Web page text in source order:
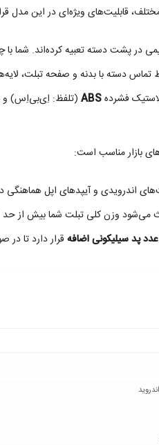
قابلیت‌های ویژه‌ای در این مدل
در پشت دسته تعبیه کرده‌اند. شما
تماس دسته با بدنه و صفحه تبلت،
فشردهABS (تلفظ: اِی‌بی‌اِس) و
بازار مناسب است:
اندرویدی و آیپدهای اپل هماهنگی
می‌شود وزن کلی تبلت شما بیش از حد
قرار دارد تا در